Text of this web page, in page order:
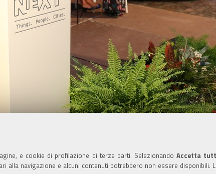
e cookie di profilazione di terze parti. SelezionandoAccetta
alla navigazione e alcuni contenuti potrebbero non essere